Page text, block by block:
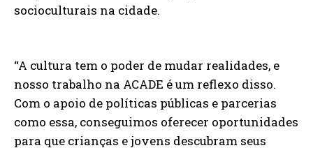
socioculturais na cidade.
“A cultura tem o poder de mudar realidades, e
nosso trabalho na ACADE é um reflexo disso.
Com o apoio de políticas públicas e parcerias
como essa, conseguimos oferecer oportunidades
para que crianças e jovens descubram seus